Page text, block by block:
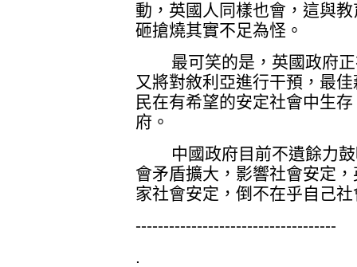
動，英國人同樣也會，這與
砸搶燒其實不足為怪。
最可笑的是，英國政府正
又將對敘利亞進行干預，最
民在有希望的安定社會中生
府。
中國政府目前不遺餘力鼓
會矛盾擴大，影響社會安定
家社會安定，倒不在乎自己
------------------------------------
.